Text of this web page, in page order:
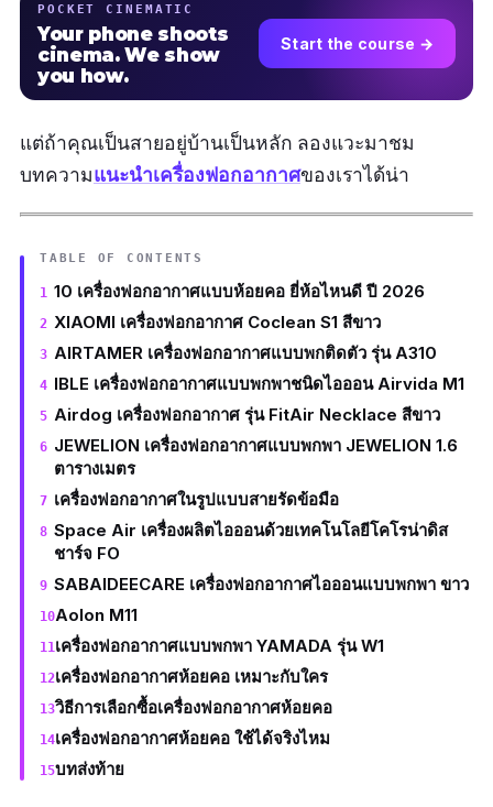
POCKET CINEMATIC
Your phone shoots
cinema. We show
you how.
Start the course →
แต่ถ้าคุณเป็นสายอยู่บ้านเป็นหลัก ลองแวะมาชม
บทความแนะนำเครื่องฟอกอากาศของเราได้น่า
TABLE OF CONTENTS
10 เครื่องฟอกอากาศแบบห้อยคอ ยี่ห้อไหนดี ปี 2026
XIAOMI เครื่องฟอกอากาศ Coclean S1 สีขาว
AIRTAMER เครื่องฟอกอากาศแบบพกติดตัว รุ่น A310
IBLE เครื่องฟอกอากาศแบบพกพาชนิดไอออน Airvida M1
Airdog เครื่องฟอกอากาศ รุ่น FitAir Necklace สีขาว
JEWELION เครื่องฟอกอากาศแบบพกพา JEWELION 1.6
ตารางเมตร
เครื่องฟอกอากาศในรูปแบบสายรัดข้อมือ
Space Air เครื่องผลิตไอออนด้วยเทคโนโลยีโคโรน่าดิส
ชาร์จ FO
SABAIDEECARE เครื่องฟอกอากาศไอออนแบบพกพา ขาว
Aolon M11
เครื่องฟอกอากาศแบบพกพา YAMADA รุ่น W1
เครื่องฟอกอากาศห้อยคอ เหมาะกับใคร
วิธีการเลือกซื้อเครื่องฟอกอากาศห้อยคอ
เครื่องฟอกอากาศห้อยคอ ใช้ได้จริงไหม
บทส่งท้าย